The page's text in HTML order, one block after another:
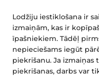
Lodžiju iestiklošana ir
izmaiņām, kas ir
īpašniekiem. Tādēļ
nepieciešams iegūt
piekrišanu. Ja izmaiņas
piekrišanas, darbs var